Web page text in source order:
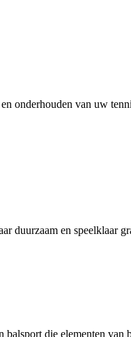
onderhouden van uw
duurzaam en speelklaar
die elementen